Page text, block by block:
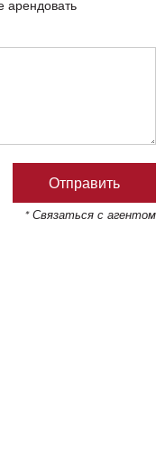
арендовать
* Связаться с агентом